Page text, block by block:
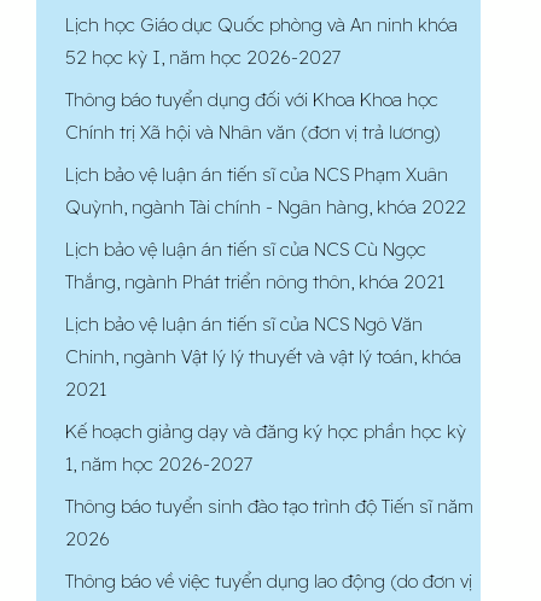
Lịch học Giáo dục Quốc phòng và An ninh khóa
52 học kỳ I, năm học 2026-2027
Thông báo tuyển dụng đối với Khoa Khoa học
Chính trị Xã hội và Nhân văn (đơn vị trả lương)
Lịch bảo vệ luận án tiến sĩ của NCS Phạm Xuân
Quỳnh, ngành Tài chính - Ngân hàng, khóa 2022
Lịch bảo vệ luận án tiến sĩ của NCS Cù Ngọc
Thắng, ngành Phát triển nông thôn, khóa 2021
Lịch bảo vệ luận án tiến sĩ của NCS Ngô Văn
Chinh, ngành Vật lý lý thuyết và vật lý toán, khóa
2021
Kế hoạch giảng dạy và đăng ký học phần học kỳ
1, năm học 2026-2027
Thông báo tuyển sinh đào tạo trình độ Tiến sĩ năm
2026
Thông báo về việc tuyển dụng lao động (do đơn vị